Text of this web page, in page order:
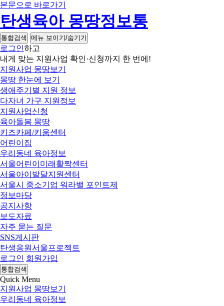
본문으로 바로가기
탄생육아 몽땅정보통
통합검색 메뉴 보이기/숨기기
로그인하고
내게 맞는 지원사업 확인·신청까지 한 번에!
지원사업 몽땅보기
몽땅 한눈에 보기
생애주기별 지원 정보
다자녀 가구 지원정보
지원사업신청
육아돌봄 몽땅
키즈카페/키움센터
어린이집
우리동네 육아정보
서울어린이미래활짝센터
서울아이발달지원센터
서울시 중소기업 워라밸 포인트제
정보마당
공지사항
보도자료
자주 묻는 질문
SNS게시판
탄생응원서울프로젝트
로그인 회원가입
통합검색
Quick Menu
지원사업 몽땅보기
우리동네 육아정보